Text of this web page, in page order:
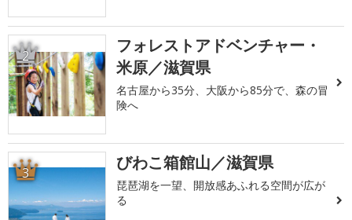
2
フォレストアドベンチャー・
米原／滋賀県
名古屋から35分、大阪から85分で、森の冒
険へ
3 びわこ箱館山／滋賀県
琵琶湖を一望、開放感あふれる空間が広が
る